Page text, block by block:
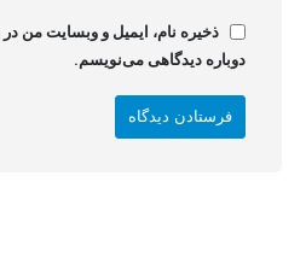
ذخیره نام، ایمیل و وبسایت من
دوباره دیدگاهی می‌نویسم.